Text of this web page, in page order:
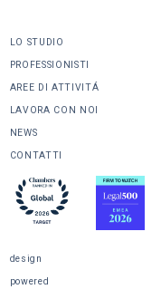
LO STUDIO
PROFESSIONISTI
AREE DI ATTIVITÁ
LAVORA CON NOI
NEWS
CONTATTI
design
powered